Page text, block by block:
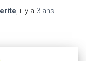
, il y a 3 ans